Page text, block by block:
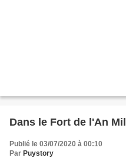
Dans le Fort de l'An Mil
Publié le 03/07/2020 à 00:10
Par Puystory